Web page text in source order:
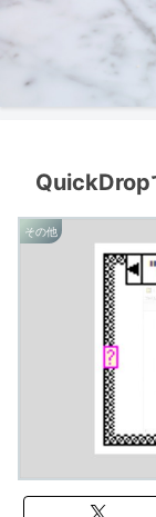
QuickDrop
その他